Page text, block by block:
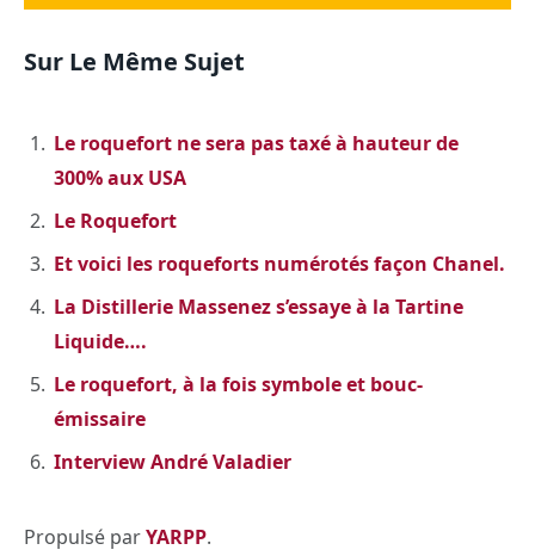
Sur Le Même Sujet
Le roquefort ne sera pas taxé à hauteur de
300% aux USA
Le Roquefort
Et voici les roqueforts numérotés façon Chanel.
La Distillerie Massenez s’essaye à la Tartine
Liquide….
Le roquefort, à la fois symbole et bouc-
émissaire
Interview André Valadier
Propulsé parYARPP.